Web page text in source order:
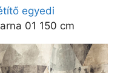
egyedi
01 150 cm